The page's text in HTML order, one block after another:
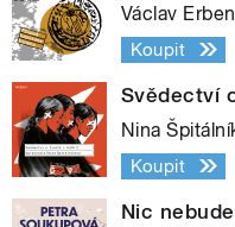
Václav Erben
Koupit
Svědectví
Nina
Koupit
Nic